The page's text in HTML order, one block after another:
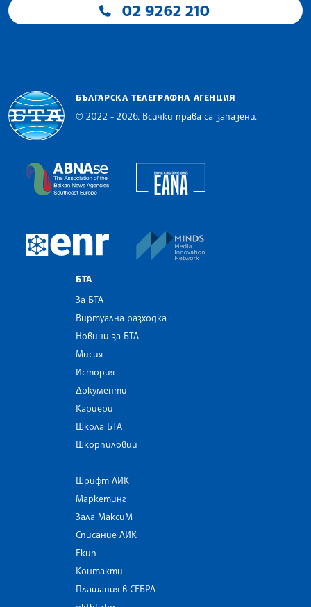
02 9262 210
БЪЛГАРСКА ТЕЛЕГРАФНА АГЕНЦИЯ
© 2022 - 2026, Всички права са запазени.
The Assocoation of the Balkan News Agencies
European Newsroom
БТА
За БТА
Виртуална разходка
Новини за БТА
Мисия
История
Документи
Кариери
Школа БТА
Шкорпиловци
Шрифт ЛИК
Маркетинг
Зала МаксиМ
Списание ЛИК
Екип
Контакти
Плащания в СЕБРА